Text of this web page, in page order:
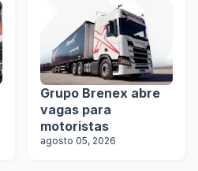
Grupo Brenex abre
vagas para
motoristas
agosto 05, 2026